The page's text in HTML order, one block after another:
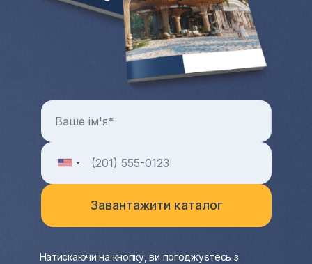
Натискаючи на кнопку, ви погоджуєтесь з